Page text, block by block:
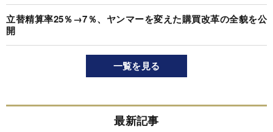
立替精算率25％→7％、ヤンマーを変えた購買改革の全貌を公
開
一覧を見る
最新記事